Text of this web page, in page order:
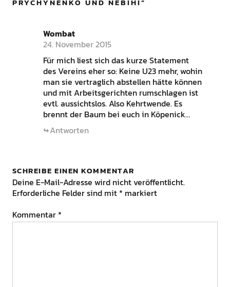
PRYCHYNENKO UND NEBIHI”
Wombat
24. November 2015
Für mich liest sich das kurze Statement
des Vereins eher so: Keine U23 mehr, wohin
man sie vertraglich abstellen hätte können
und mit Arbeitsgerichten rumschlagen ist
evtl. aussichtslos. Also Kehrtwende. Es
brennt der Baum bei euch in Köpenick…
Antworten
SCHREIBE EINEN KOMMENTAR
Deine E-Mail-Adresse wird nicht veröffentlicht.
Erforderliche Felder sind mit * markiert
Kommentar *